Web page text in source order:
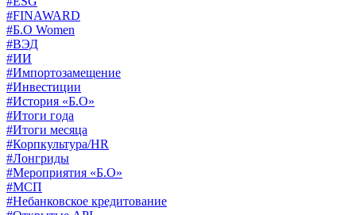
#FINAWARD
#Б.О Women
#ВЭД
#ИИ
#Импортозамещение
#Инвестиции
#История «Б.О»
#Итоги года
#Итоги месяца
#Корпкультура/HR
#Лонгриды
#Мероприятия «Б.О»
#МСП
#Небанковское кредитование